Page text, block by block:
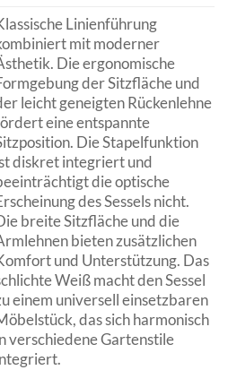
Linienführung
mit moderner
Die ergonomische
der Sitzfläche und
leicht geneigten Rückenlehne
eine entspannte
Die Stapelfunktion
diskret integriert und
die optische
des Sessels nicht.
breite Sitzfläche und die
bieten zusätzlichen
und Unterstützung. Das
Weiß macht den Sessel
einem universell einsetzbaren
das sich harmonisch
verschiedene Gartenstile